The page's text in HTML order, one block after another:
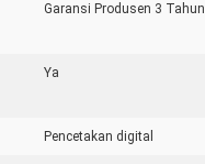
Garansi Produsen 3 Tahun
Ya
Pencetakan digital